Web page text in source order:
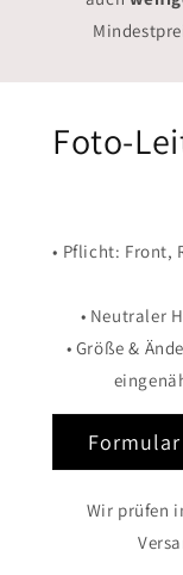
Foto-
• Pflicht: Front,
• Neutraler
• Größe &
Wir prüfen